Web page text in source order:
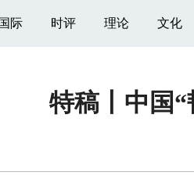
国际 时评 理论 文化
特稿丨中国